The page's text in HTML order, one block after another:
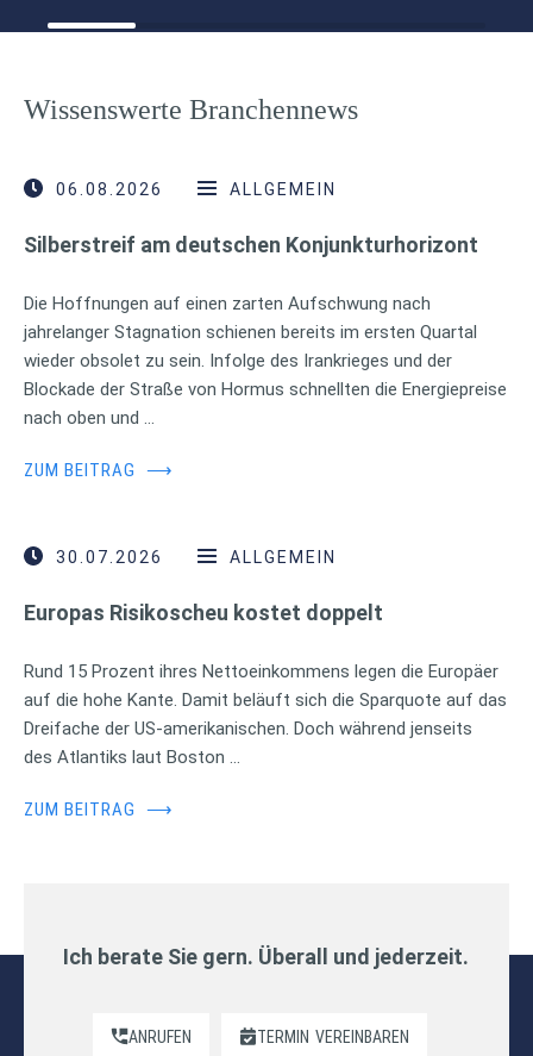
Wissenswerte Branchennews
06.08.2026 ALLGEMEIN
Silberstreif am deutschen Konjunkturhorizont
Die Hoffnungen auf einen zarten Aufschwung nach
jahrelanger Stagnation schienen bereits im ersten Quartal
wieder obsolet zu sein. Infolge des Irankrieges und der
Blockade der Straße von Hormus schnellten die Energiepreise
nach oben und …
ZUM BEITRAG ⟶
30.07.2026 ALLGEMEIN
Europas Risikoscheu kostet doppelt
Rund 15 Prozent ihres Nettoeinkommens legen die Europäer
auf die hohe Kante. Damit beläuft sich die Sparquote auf das
Dreifache der US-amerikanischen. Doch während jenseits
des Atlantiks laut Boston …
ZUM BEITRAG ⟶
Ich berate Sie gern. Überall und jederzeit.
ANRUFEN TERMIN VEREINBAREN